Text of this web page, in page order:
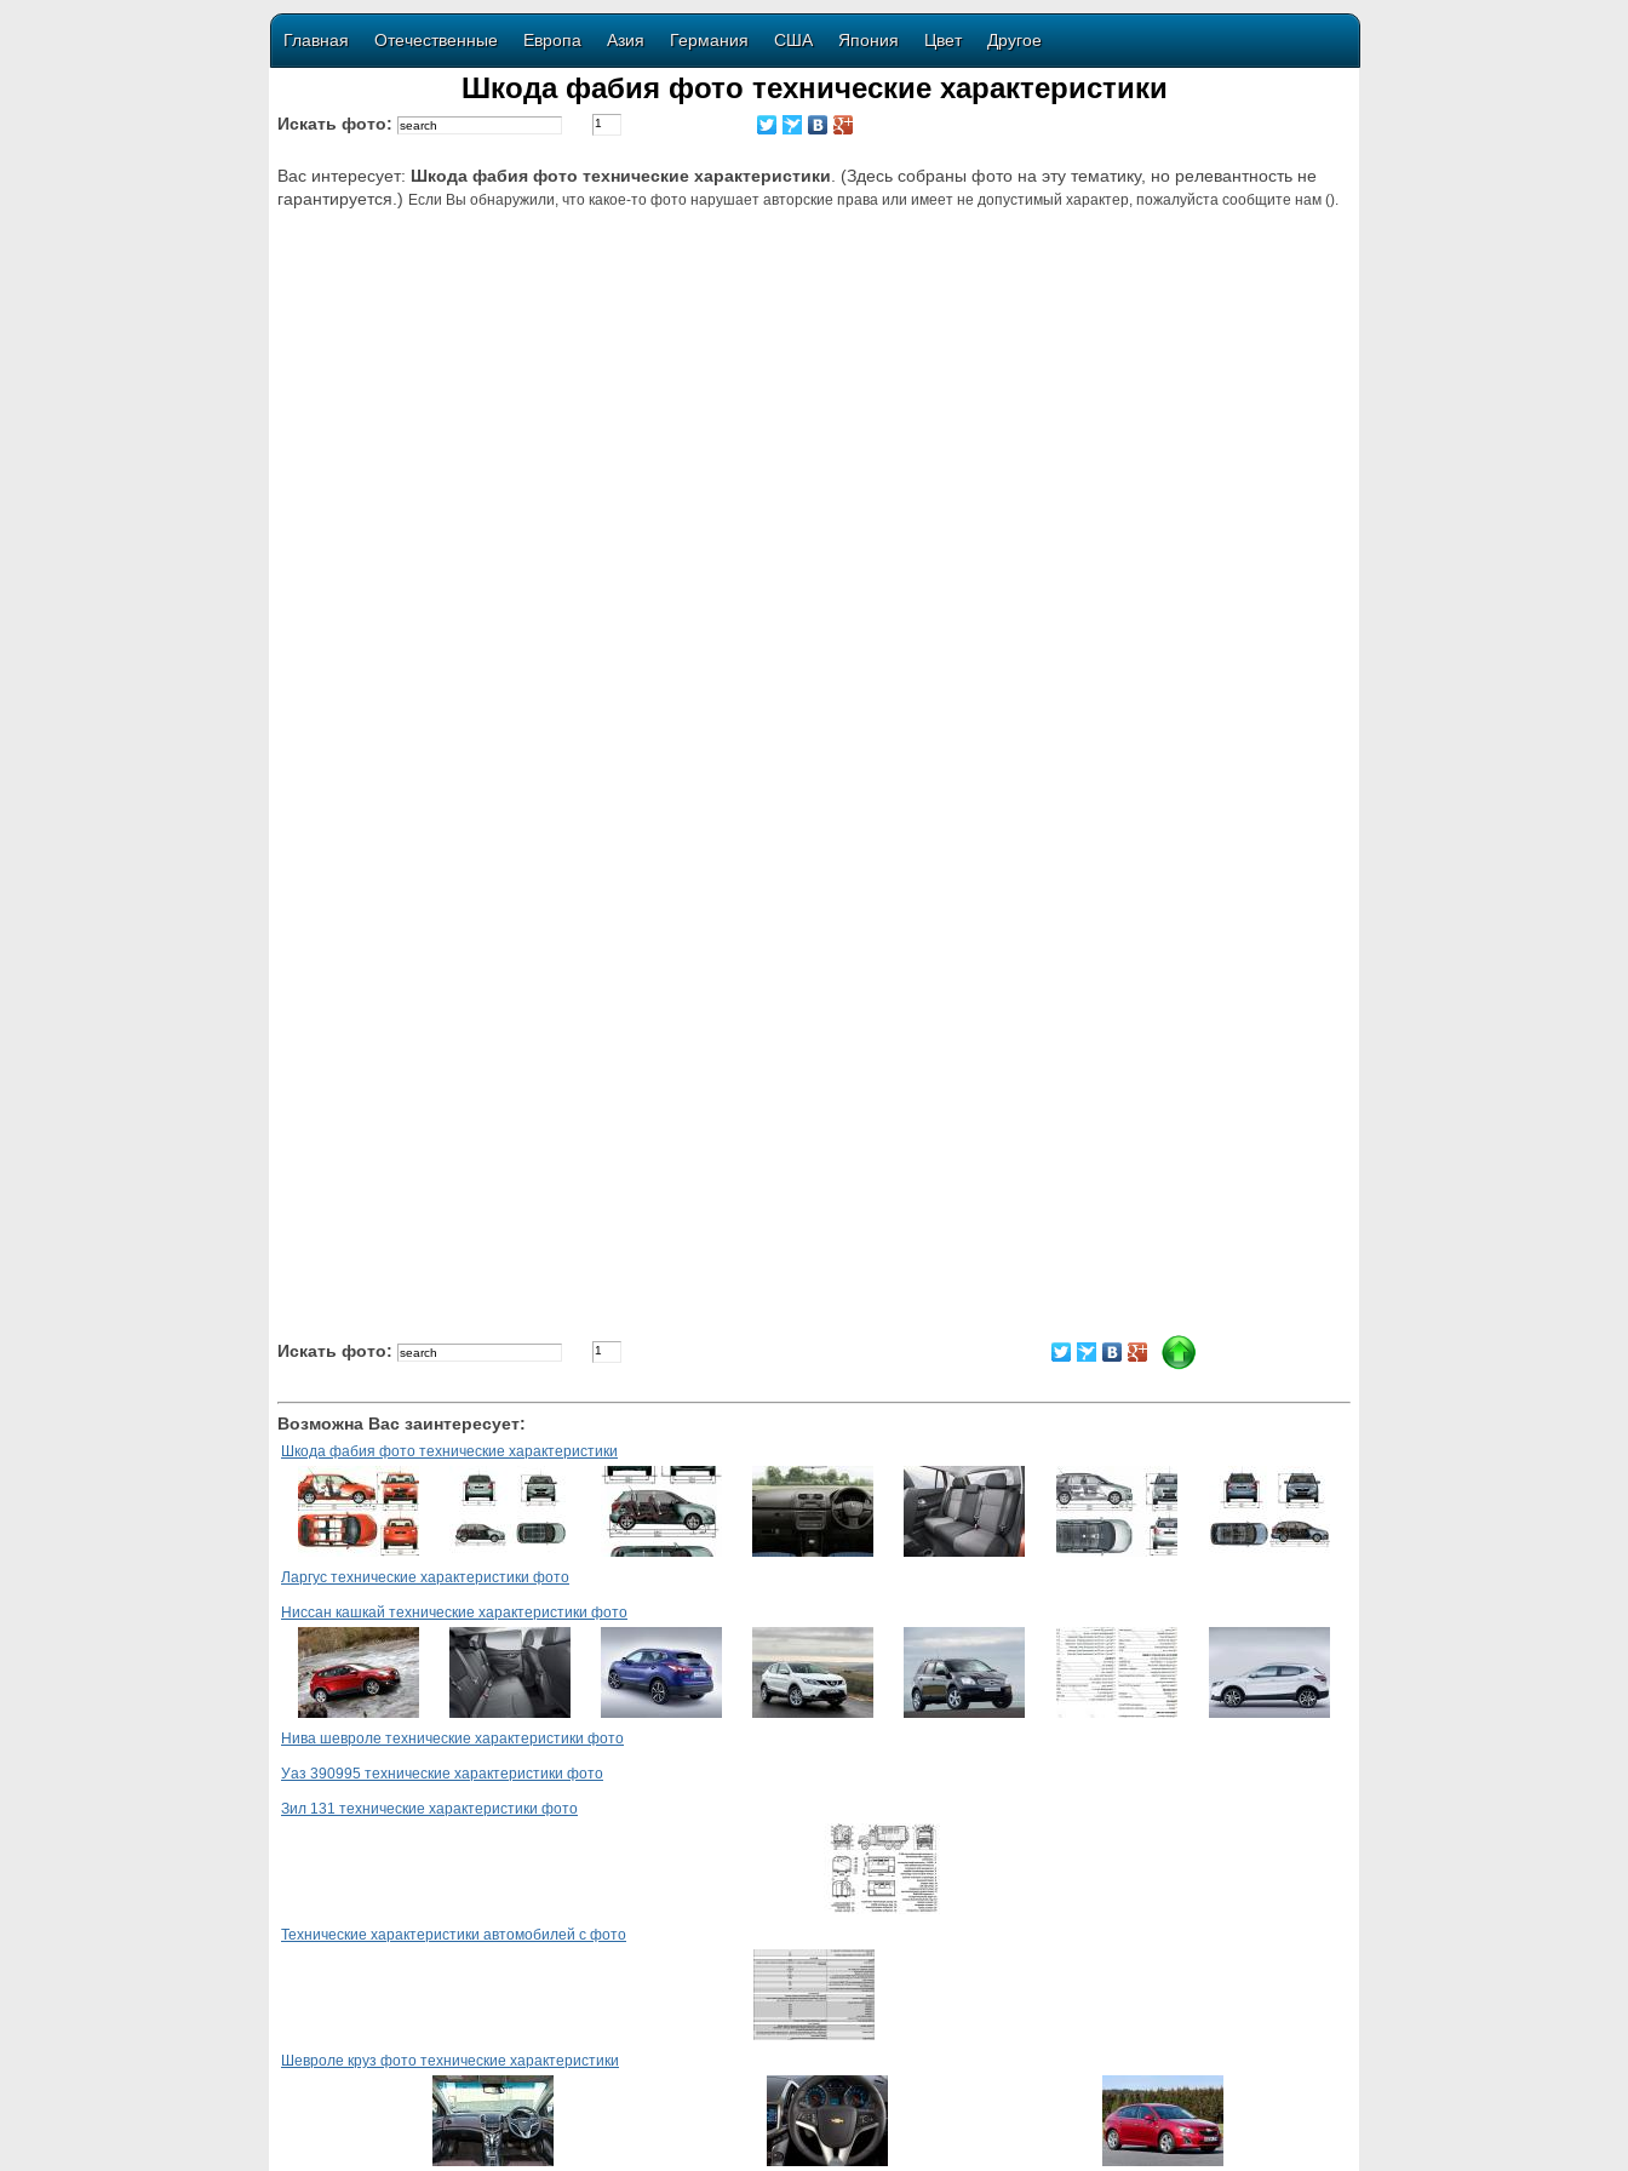
Главная Отечественные Европа Азия Германия США Япония Цвет Другое
Шкода фабия фото технические характеристики
Искать фото:
Вас интересует: Шкода фабия фото технические характеристики . (Здесь собраны фото на эту тематику, но релевантность не
гарантируется.) Если Вы обнаружили, что какое-то фото нарушает авторские права или имеет не допустимый характер, пожалуйста сообщите нам ().
Искать фото:
Возможна Вас заинтересует:
Шкода фабия фото технические характеристики
Ларгус технические характеристики фото
Ниссан кашкай технические характеристики фото
Нива шевроле технические характеристики фото
Уаз 390995 технические характеристики фото
Зил 131 технические характеристики фото
Технические характеристики автомобилей с фото
Шевроле круз фото технические характеристики